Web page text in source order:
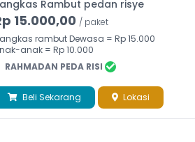
Rambut pedan risye
15.000,00 / paket
rambut Dewasa = Rp 15.000
anak = Rp 10.000
RAHMADAN PEDA RISI
Beli Sekarang Lokasi